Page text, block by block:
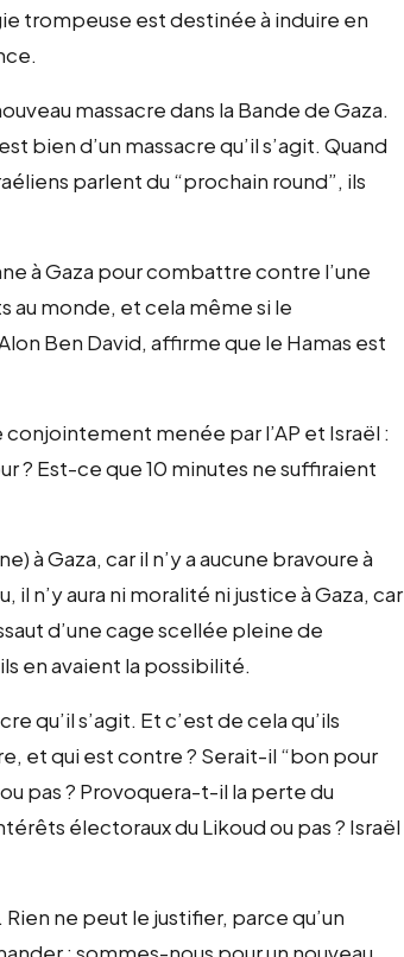
trompeuse est destinée à induire en
massacre dans la Bande de Gaza.
bien d’un massacre qu’il s’agit. Quand
parlent du “prochain round”, ils
à Gaza pour combattre contre l’une
au monde, et cela même si le
Ben David, affirme que le Hamas est
menée par l’AP et Israël :
? Est-ce que 10 minutes ne suffiraient
à Gaza, car il n’y a aucune bravoure à
n’y aura ni moralité ni justice à Gaza, car
d’une cage scellée pleine de
en avaient la possibilité.
qu’il s’agit. Et c’est de cela qu’ils
et qui est contre ? Serait-il “bon pour
pas ? Provoquera-t-il la perte du
électoraux du Likoud ou pas ? Israël
ne peut le justifier, parce qu’un